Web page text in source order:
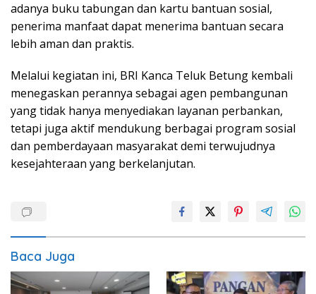
adanya buku tabungan dan kartu bantuan sosial,
penerima manfaat dapat menerima bantuan secara
lebih aman dan praktis.
Melalui kegiatan ini, BRI Kanca Teluk Betung kembali
menegaskan perannya sebagai agen pembangunan
yang tidak hanya menyediakan layanan perbankan,
tetapi juga aktif mendukung berbagai program sosial
dan pemberdayaan masyarakat demi terwujudnya
kesejahteraan yang berkelanjutan.
Baca Juga